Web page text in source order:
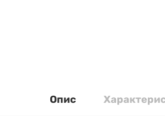
Опис